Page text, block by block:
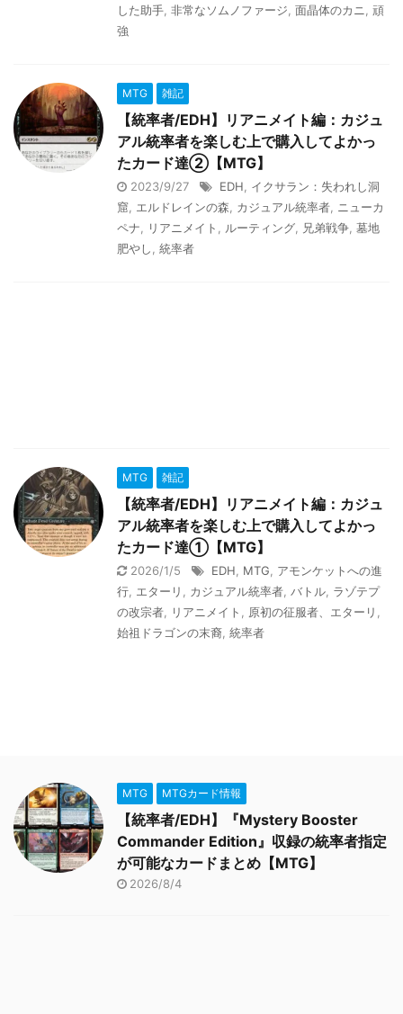
した助手 非常なソムノファージ 面晶体のカニ
頑
強
MTG 雑記
【統率者/EDH】リアニメイト編：カジュ
アル統率者を楽しむ上で購入してよかっ
たカード達②【MTG】
2023/9/27 EDH
イクサラン：失われし洞
窟
エルドレインの森 カジュアル統率者
ニューカ
ペナ
リアニメイト ルーティング 兄弟戦争 墓地
肥やし
統率者
MTG 雑記
【統率者/EDH】リアニメイト編：カジュ
アル統率者を楽しむ上で購入してよかっ
たカード達①【MTG】
2026/1/5 EDH MTG
アモンケットへの進
行
エターリ カジュアル統率者 バトル ラゾテプ
の改宗者
リアニメイト 原初の征服者、エターリ
始祖ドラゴンの末裔 統率者
MTG MTGカード情報
【統率者/EDH】『Mystery Booster
Commander Edition』収録の統率者指定
が可能なカードまとめ【MTG】
2026/8/4